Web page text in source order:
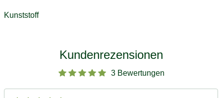
Kunststoff
Kundenrezensionen
3 Bewertungen